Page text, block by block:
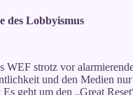
des Lobbyismus
WEF strotz vor
und den Medien
geht um den „Great